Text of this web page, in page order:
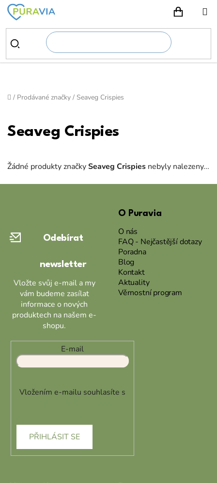
Přejít
obsah
Domů
/ Prodávané značky / Seaveg Crispies
Seaveg Crispies
Žádné produkty značkySeaveg Crispies nebyly nalezeny...
Odebírat
newsletter
Vložte svůj e-mail a my
vám budeme zasílat
informace o nových
produktech na našem e-
shopu.
E-mail
Vložením e-mailu souhlasíte s
PŘIHLÁSIT SE
O Puravia
O nás
FAQ - Nejčastější dotazy
Poradna
Blog
Kontakt
Aktuality
Věrnostní program